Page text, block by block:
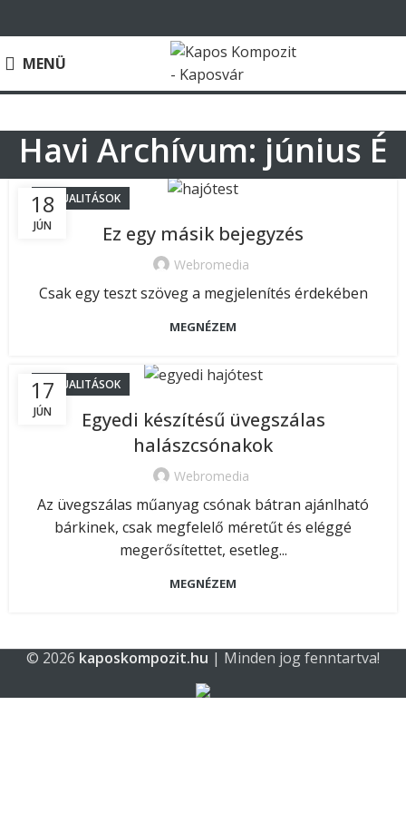
MENÜ
Havi Archívum: június É
18
JÚN
AKTUALITÁSOK
Ez egy másik bejegyzés
Webromedia
Csak egy teszt szöveg a megjelenítés érdekében
MEGNÉZEM
17
JÚN
AKTUALITÁSOK
Egyedi készítésű üvegszálas
halászcsónakok
Webromedia
Az üvegszálas műanyag csónak bátran ajánlható
bárkinek, csak megfelelő méretűt és eléggé
megerősítettet, esetleg...
MEGNÉZEM
© 2026 kaposkompozit.hu | Minden jog fenntartva!